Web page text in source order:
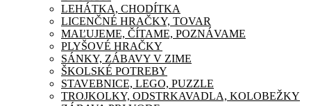
LEHÁTKA, CHODÍTKA
LICENČNÉ HRAČKY, TOVAR
MAĽUJEME, ČÍTAME, POZNÁVAME
PLYŠOVÉ HRAČKY
SÁNKY, ZÁBAVY V ZIME
ŠKOLSKÉ POTREBY
STAVEBNICE, LEGO, PUZZLE
TROJKOLKY, ODSTRKAVADLA, KOLOBEŽKY